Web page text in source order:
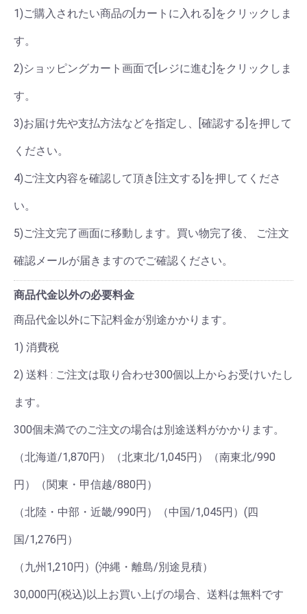
1)ご購入されたい商品の[カートに入れる]をクリックしま
す。
2)ショッピングカート画面で[レジに進む]をクリックしま
す。
3)お届け先や支払方法などを指定し、[確認する]を押して
ください。
4)ご注文内容を確認して頂き[注文する]を押してくださ
い。
5)ご注文完了画面に移動します。買い物完了後、 ご注文
確認メールが届きますのでご確認ください。
商品代金以外の必要料金
商品代金以外に下記料金が別途かかります。
1) 消費税
2) 送料 : ご注文は取り合わせ300個以上からお受けいたし
ます。
300個未満でのご注文の場合は別途送料がかかります。
（北海道/1,870円）（北東北/1,045円）（南東北/990
円）（関東・甲信越/880円）
（北陸・中部・近畿/990円）（中国/1,045円）(四
国/1,276円）
（九州1,210円）(沖縄・離島/別途見積）
30,000円(税込)以上お買い上げの場合、送料は無料です